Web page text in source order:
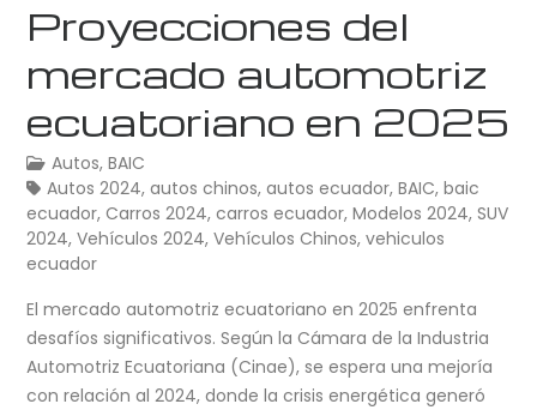
Proyecciones del
mercado automotriz
ecuatoriano en 2025
Autos,BAIC
Autos 2024,autos chinos,autos ecuador,BAIC,baic
ecuador,Carros 2024,carros ecuador,Modelos 2024,SUV
2024,Vehículos 2024,Vehículos Chinos,vehiculos
ecuador
El mercado automotriz ecuatoriano en 2025 enfrenta
desafíos significativos. Según la Cámara de la Industria
Automotriz Ecuatoriana (Cinae), se espera una mejoría
con relación al 2024, donde la crisis energética generó